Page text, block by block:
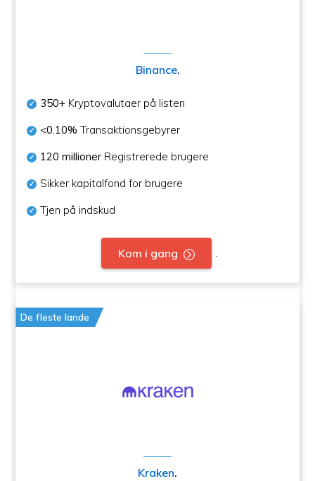
Binance.
350+ Kryptovalutaer på listen
<0.10% Transaktionsgebyrer
120 millioner Registrerede brugere
Sikker kapitalfond for brugere
Tjen på indskud
Kom i gang .
De fleste lande
Kraken.